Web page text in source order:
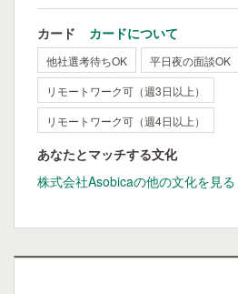
カード カードについて
他社選考待ちOK
平日夜の面談OK
リモートワーク可（週3日以上）
リモートワーク可（週4日以上）
あなたとマッチする文化
株式会社Asobicaの他の文化を見る